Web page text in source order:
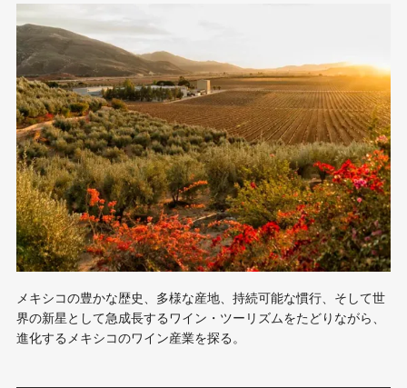
メキシコの豊かな歴史、多様な産地、持続可能な慣行、そして世
界の新星として急成長するワイン・ツーリズムをたどりながら、
進化するメキシコのワイン産業を探る。